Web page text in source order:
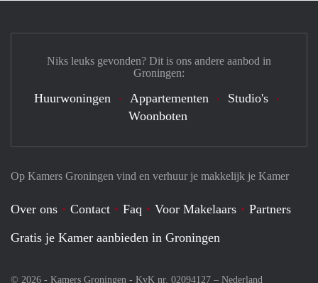
Op Kamers Groningen vind en verhuur je makkelijk je Kamer
Over ons Contact Faq Voor Makelaars
Partners
Gratis je Kamer aanbieden in Groningen
© 2026 - Kamers Groningen - KvK nr. 02094127 – Nederland
Niks leuks gevonden? Dit is ons andere aanbod in
Groningen:
Huurwoningen Appartementen
Studio's
Woonboten